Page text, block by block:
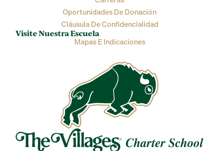
Oportunidades De Donación
Cláusula De Confidencialidad
Visite Nuestra Escuela
Mapas E Indicaciones